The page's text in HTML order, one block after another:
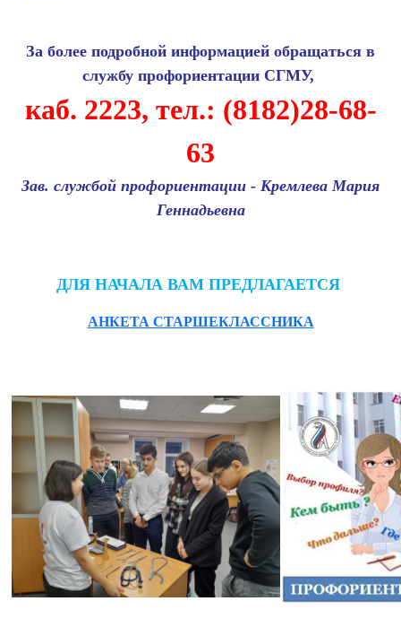
За более подробной информацией обращаться в
службу профориентации СГМУ,
каб. 2223, тел.: (8182)28-68-
63
Зав. службой профориентации - Кремлева Мария
Геннадьевна
ДЛЯ НАЧАЛА ВАМ ПРЕДЛАГАЕТСЯ
АНКЕТА СТАРШЕКЛАССНИКА